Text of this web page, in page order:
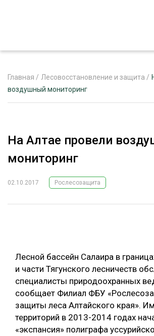
РЕКЛАМОДАТЕЛЯМ
ЛЕСНОЕ ХОЗЯЙСТВО
ЦИФРОВАЯ СРЕДА
БИОЭНЕРГЕТИКА
ЛЕСОВОССТАНОВЛЕНИЕ И ЗАЩИТА
ЛОГИСТИКА
ПРОИЗВОДСТВО ДРЕВЕСНЫХ ПЛИТ
РУБРИКИ
ТЕМАТИЧЕСКИЕ ПРОЕКТЫ
ПОДБОРКИ СТАТЕЙ
Главная / Лесовосстановление и защита /
воздушный мониторинг
На Алтае провели
мониторинг
02.10.2017 Рослесозащита
Лесной бассейн Салаира в
и части Тягунского лесничеств
специалисты природоохранных
сообщает Филиал ФБУ
защиты леса Алтайского края».
территорий в 2013-2014 годах
«экспансия» полиграфа